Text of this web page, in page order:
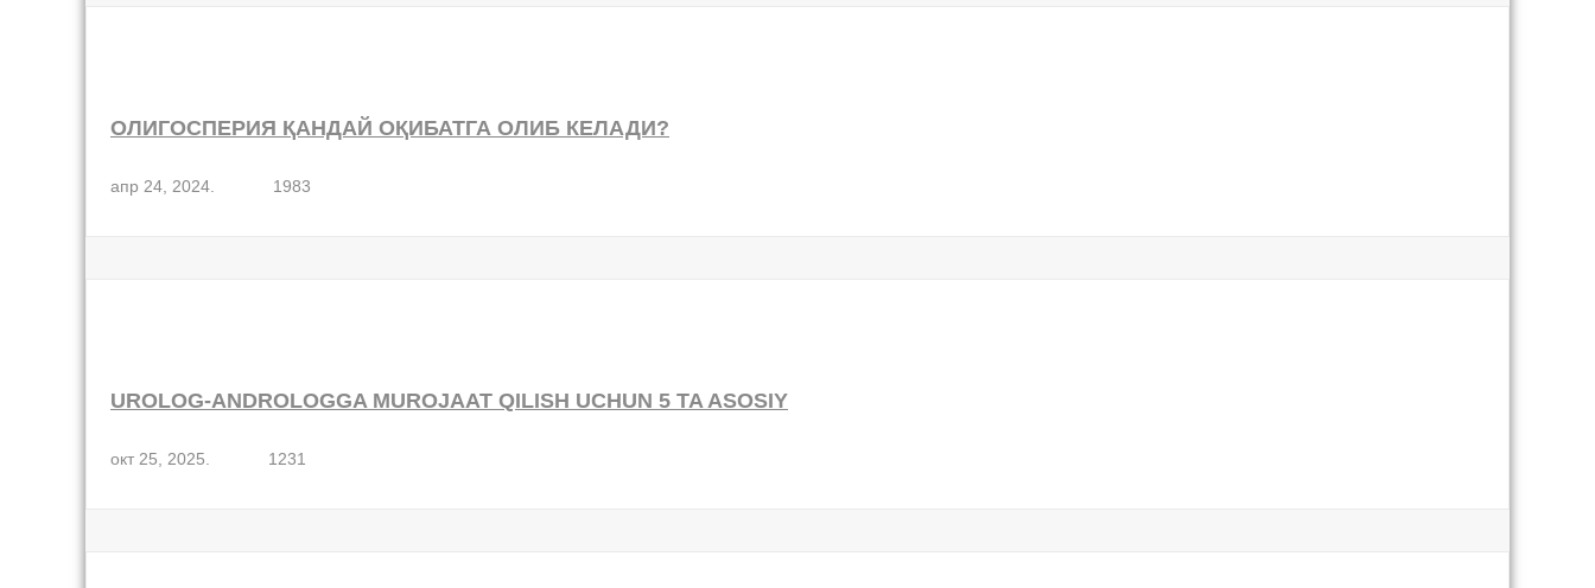
ОЛИГОСПЕРИЯ ҚАНДАЙ ОҚИБАТГА ОЛИБ КЕЛАДИ?
апр 24, 2024. 1983
UROLOG-ANDROLOGGA MUROJAAT QILISH UCHUN 5 TA ASOSIY
окт 25, 2025. 1231